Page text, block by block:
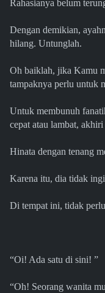
Rahasianya belum
Dengan demikian,
hilang. Untunglah.
Oh baiklah, jika Kamu
tampaknya perlu untuk
Untuk membunuh
cepat atau lambat,
Hinata dengan tenang
Karena itu, dia tidak
Di tempat ini, tidak
“Oi! Ada satu di sini! ”
“Oh! Seorang wanita